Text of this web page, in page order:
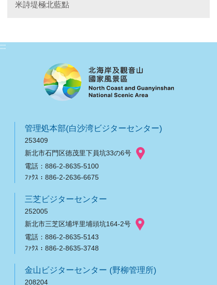
米詩堤極北藍點
:::
管理処本部(白沙湾ビジターセンター)
253409
新北市石門区徳茂里下員坑33の6号
電話：886-2-8635-5100
ﾌｧｸｽ：886-2-2636-6675
三芝ビジターセンター
252005
新北市三芝区埔坪里埔頭坑164-2号
電話：886-2-8635-5143
ﾌｧｸｽ：886-2-8635-3748
金山ビジターセンター (野柳管理所)
208204